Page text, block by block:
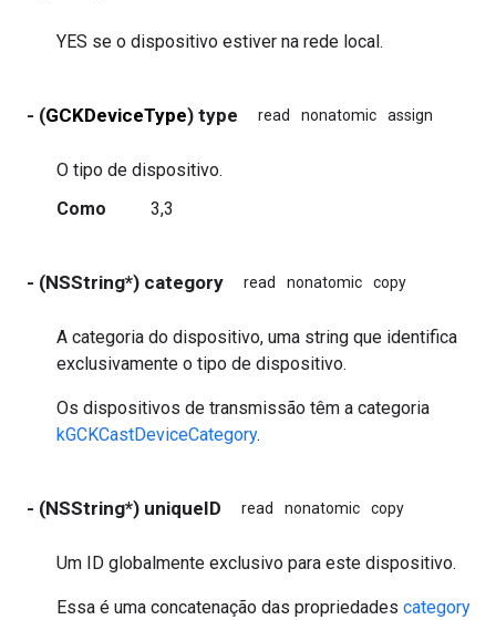
YES se o dispositivo estiver na rede local.
- (GCKDeviceType) type read nonatomic assign
O tipo de dispositivo.
Como
3,3
- (NSString*) category read nonatomic copy
A categoria do dispositivo, uma string que identifica
exclusivamente o tipo de dispositivo.
Os dispositivos de transmissão têm a categoria
kGCKCastDeviceCategory.
- (NSString*) uniqueID read nonatomic copy
Um ID globalmente exclusivo para este dispositivo.
Essa é uma concatenação das propriedades category